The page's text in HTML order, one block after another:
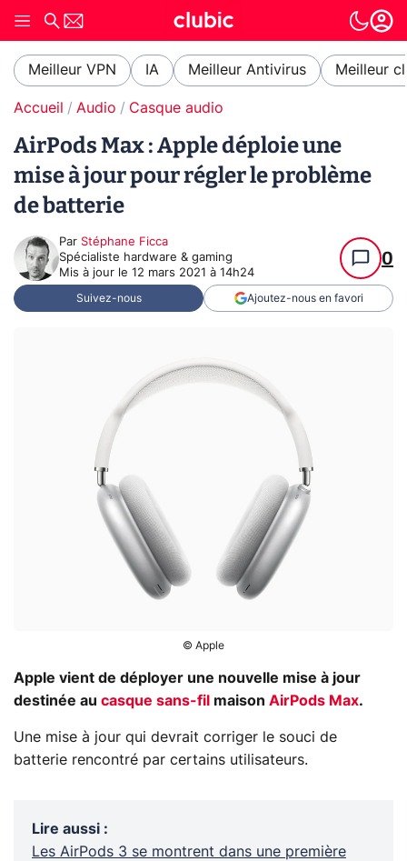
Meilleur VPN IA Meilleur Antivirus Meilleur
Accueil Audio Casque audio
AirPods Max : Apple déploie une
mise à jour pour régler le problème
de batterie
Par Stéphane Ficca
Spécialiste hardware & gaming
Mis à jour le 12 mars 2021 à 14h24
0
Suivez-nous Ajoutez-nous en favori
© Apple
Apple vient de déployer une nouvelle mise à jour
destinée au casque sans-fil maison AirPods Max.
Une mise à jour qui devrait corriger le souci de
batterie rencontré par certains utilisateurs.
Lire aussi :
Les AirPods 3 se montrent dans une première